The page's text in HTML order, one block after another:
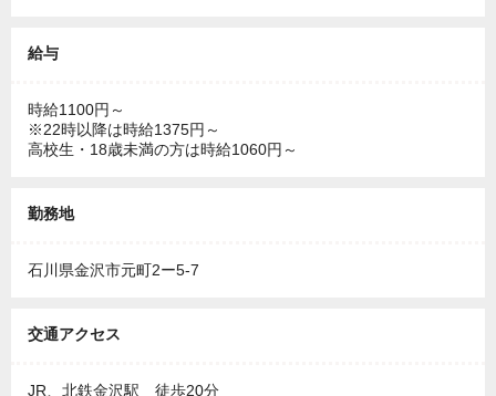
給与
時給1100円～
※22時以降は時給1375円～
高校生・18歳未満の方は時給1060円～
勤務地
石川県金沢市元町2ー5-7
交通アクセス
JR、北鉄金沢駅 徒歩20分